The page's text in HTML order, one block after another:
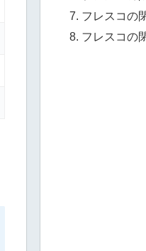
フレスコの
フレスコの